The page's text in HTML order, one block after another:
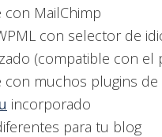
con MailChimp
con selector de
(compatible con el
con muchos plugins de
incorporado
para tu blog